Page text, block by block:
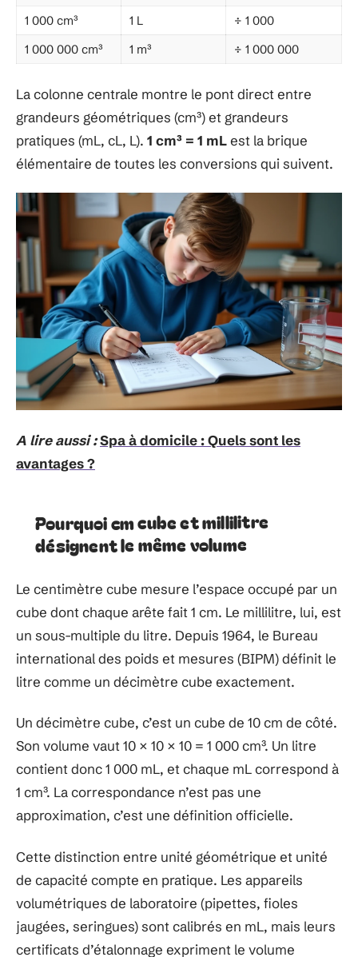
1 000 cm³
1 L
÷ 1 000
1 000 000 cm³
1 m³ ÷ 1 000 000
La colonne centrale montre le pont direct entre
grandeurs géométriques (cm³) et grandeurs
pratiques (mL, cL, L). 1 cm³ = 1 mLest la brique
élémentaire de toutes les conversions qui suivent.
A lire aussi :Spa à domicile : Quels sont les
avantages ?
Pourquoi cm cube et millilitre
désignent le même volume
Le centimètre cube mesure l’espace occupé par un
cube dont chaque arête fait 1 cm. Le millilitre, lui, est
un sous-multiple du litre. Depuis 1964, le Bureau
international des poids et mesures (BIPM) définit le
litre comme un décimètre cube exactement.
Un décimètre cube, c’est un cube de 10 cm de côté.
Son volume vaut 10 × 10 × 10 = 1 000 cm³. Un litre
contient donc 1 000 mL, et chaque mL correspond à
1 cm³. La correspondance n’est pas une
approximation, c’est une définition officielle.
Cette distinction entre unité géométrique et unité
de capacité compte en pratique. Les appareils
volumétriques de laboratoire (pipettes, fioles
jaugées, seringues) sont calibrés en mL, mais leurs
certificats d’étalonnage expriment le volume